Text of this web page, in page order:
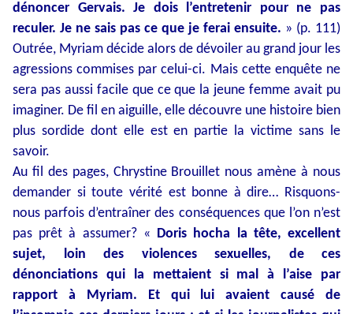
dénoncer Gervais. Je dois l’entretenir pour ne pas
reculer. Je ne sais pas ce que je ferai ensuite. » (p. 111)
Outrée, Myriam décide alors de dévoiler au grand jour les
agressions commises par celui-ci. Mais cette enquête ne
sera pas aussi facile que ce que la jeune femme avait pu
imaginer. De fil en aiguille, elle découvre une histoire bien
plus sordide dont elle est en partie la victime sans le
savoir.
Au fil des pages, Chrystine Brouillet nous amène à nous
demander si toute vérité est bonne à dire… Risquons-
nous parfois d’entraîner des conséquences que l’on n’est
pas prêt à assumer? « Doris hocha la tête, excellent
sujet, loin des violences sexuelles, de ces
dénonciations qui la mettaient si mal à l’aise par
rapport à Myriam. Et qui lui avaient causé de